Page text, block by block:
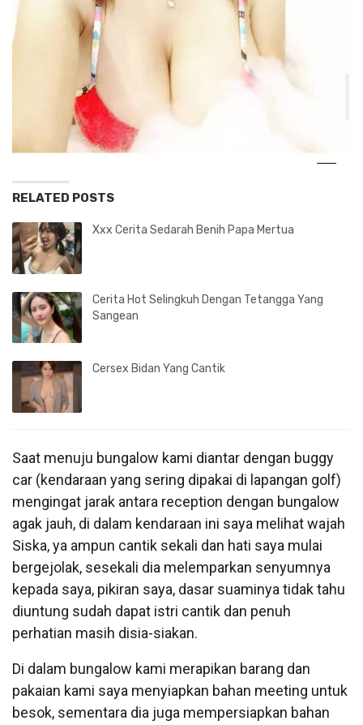
RELATED POSTS
Xxx Cerita Sedarah Benih Papa Mertua
Cerita Hot Selingkuh Dengan Tetangga Yang
Sangean
Cersex Bidan Yang Cantik
Saat menuju bungalow kami diantar dengan buggy
car (kendaraan yang sering dipakai di lapangan golf)
mengingat jarak antara reception dengan bungalow
agak jauh, di dalam kendaraan ini saya melihat wajah
Siska, ya ampun cantik sekali dan hati saya mulai
bergejolak, sesekali dia melemparkan senyumnya
kepada saya, pikiran saya, dasar suaminya tidak tahu
diuntung sudah dapat istri cantik dan penuh
perhatian masih disia-siakan.
Di dalam bungalow kami merapikan barang dan
pakaian kami saya menyiapkan bahan meeting untuk
besok, sementara dia juga mempersiapkan bahan